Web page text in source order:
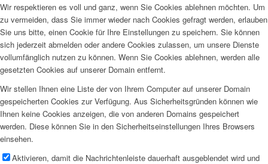
Wir respektieren es voll und ganz, wenn Sie Cookies ablehnen möchten. Um
zu vermeiden, dass Sie immer wieder nach Cookies gefragt werden, erlauben
Sie uns bitte, einen Cookie für Ihre Einstellungen zu speichern. Sie können
sich jederzeit abmelden oder andere Cookies zulassen, um unsere Dienste
vollumfänglich nutzen zu können. Wenn Sie Cookies ablehnen, werden alle
gesetzten Cookies auf unserer Domain entfernt.
Wir stellen Ihnen eine Liste der von Ihrem Computer auf unserer Domain
gespeicherten Cookies zur Verfügung. Aus Sicherheitsgründen können wie
Ihnen keine Cookies anzeigen, die von anderen Domains gespeichert
werden. Diese können Sie in den Sicherheitseinstellungen Ihres Browsers
einsehen.
Aktivieren, damit die Nachrichtenleiste dauerhaft ausgeblendet wird und